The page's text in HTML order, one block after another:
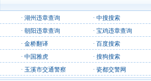
· 湖州违章查询 · 中搜搜索
· 朝阳违章查询 · 宝鸡违章查询
· 金桥翻译 · 百度搜索
· 中国雅虎 · 搜狗搜索
· 玉溪市交通警察 · 瓷都交警网